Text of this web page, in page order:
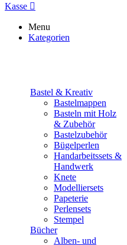
Kasse 
Menu
Kategorien
Bastel & Kreativ
Bastelmappen
Basteln mit Holz
& Zubehör
Bastelzubehör
Bügelperlen
Handarbeitssets &
Handwerk
Knete
Modelliersets
Papeterie
Perlensets
Stempel
Bücher
Alben- und